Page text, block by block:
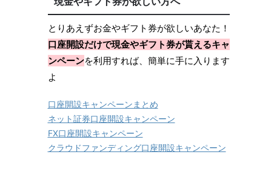
とりあえずお金やギフト券が欲しいあなた！
口座開設だけで現金やギフト券が貰えるキャ
ンペーンを利用すれば、簡単に手に入ります
よ
口座開設キャンペーンまとめ
ネット証券口座開設キャンペーン
FX口座開設キャンペーン
クラウドファンディング口座開設キャンペーン